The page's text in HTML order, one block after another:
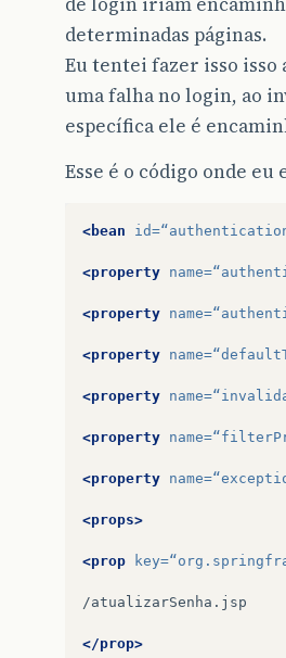
determinadas páginas.
Eu tentei fazer isso
uma falha no login, ao
específica ele é
Esse é o código onde
<bean id=
<property name=
<property name=
<property name=
<property name=
<property name=
<property name=
<props>
<prop key=
/atualizarSenha.jsp
</prop>